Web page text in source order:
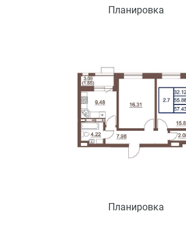
Планировка
Планировка